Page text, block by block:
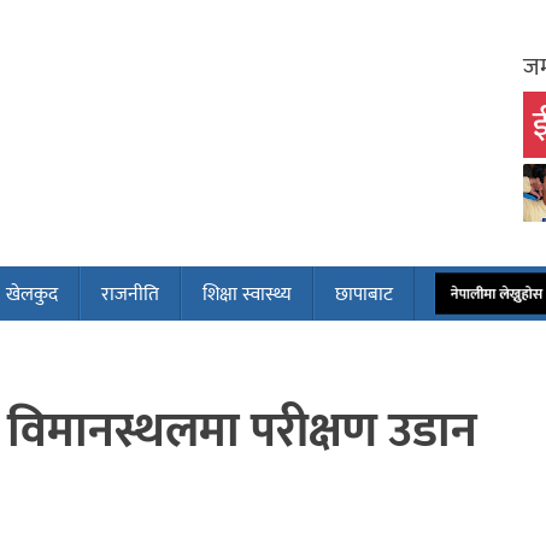
खेलकुद राजनीति शिक्षा स्वास्थ्य छापाबाट नेपालीमा
परीक्षण उडान